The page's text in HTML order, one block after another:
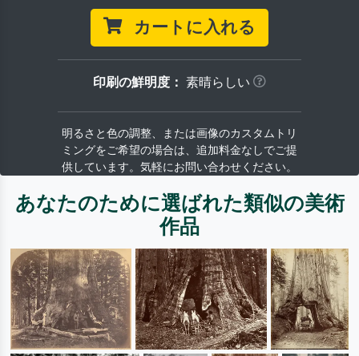
カートに入れる
印刷の鮮明度： 素晴らしい
明るさと色の調整、または画像のカスタムトリ
ミングをご希望の場合は、追加料金なしでご提
供しています。気軽にお問い合わせください。
あなたのために選ばれた類似の美術
作品